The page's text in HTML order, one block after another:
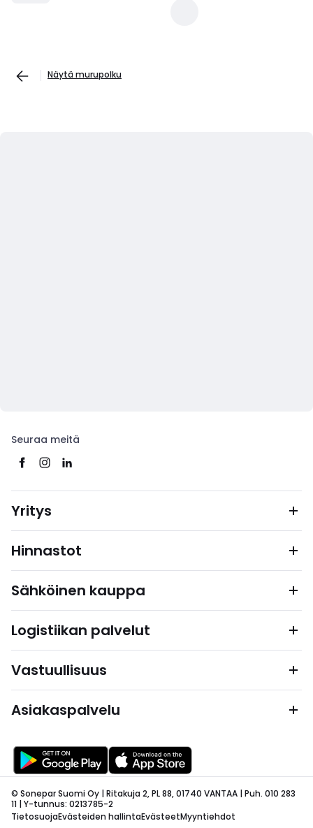
Näytä murupolku
Seuraa meitä
Yritys
Hinnastot
Sähköinen kauppa
Logistiikan palvelut
Vastuullisuus
Asiakaspalvelu
© Sonepar Suomi Oy | Ritakuja 2, PL 88, 01740 VANTAA | Puh. 010 283
11 | Y-tunnus: 0213785-2
TietosuojaEvästeiden hallintaEvästeetMyyntiehdot